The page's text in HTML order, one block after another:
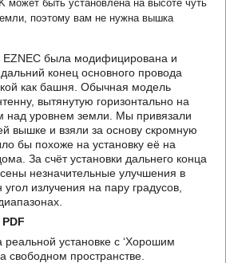
может быть установлена на высоте чуть
поэтому вам не нужна вышка
была модифицирована и
конец основного провода
как башня. Обычная модель
вытянутую горизонтально на
над уровнем земли. Мы привязали
вышке и взяли за основу скромную
бы похоже на установку её на
За счёт установки дальнего конца
незначительные улучшения в
излучения на пару градусов,
установке с ‘Хорошим
свободном пространстве.